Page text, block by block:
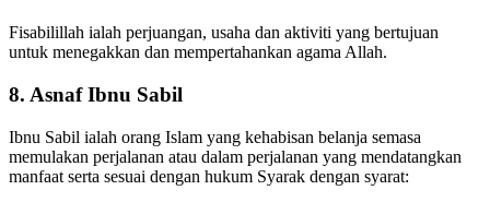
Fisabilillah ialah perjuangan, usaha dan aktiviti yang bertujuan
untuk menegakkan dan mempertahankan agama Allah.
8. Asnaf Ibnu Sabil
Ibnu Sabil ialah orang Islam yang kehabisan belanja semasa
memulakan perjalanan atau dalam perjalanan yang mendatangkan
manfaat serta sesuai dengan hukum Syarak dengan syarat: